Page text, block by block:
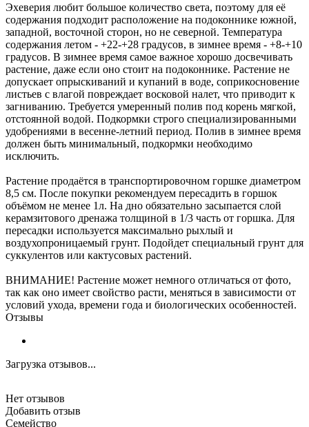
Эхеверия любит большое количество света, поэтому для её
содержания подходит расположение на подоконнике южной,
западной, восточной сторон, но не северной. Температура
содержания летом - +22-+28 градусов, в зимнее время - +8-+10
градусов. В зимнее время самое важное хорошо досвечивать
растение, даже если оно стоит на подоконнике. Растение не
допускает опрыскиваний и купаний в воде, соприкосновение
листьев с влагой повреждает восковой налет, что приводит к
загниванию. Требуется умеренный полив под корень мягкой,
отстоянной водой. Подкормки строго специализированными
удобрениями в весенне-летний период. Полив в зимнее время
должен быть минимальный, подкормки необходимо
исключить.
Растение продаётся в транспортировочном горшке диаметром
8,5 см. После покупки рекомендуем пересадить в горшок
объёмом не менее 1л. На дно обязательно засыпается слой
керамзитового дренажа толщиной в 1/3 часть от горшка. Для
пересадки используется максимально рыхлый и
воздухопроницаемый грунт. Подойдет специальный грунт для
суккулентов или кактусовых растений.
ВНИМАНИЕ! Растение может немного отличаться от фото,
так как оно имеет свойство расти, меняться в зависимости от
условий ухода, времени года и биологических особенностей.
Отзывы
Загрузка отзывов...
Нет отзывов
Добавить отзыв
Семейство